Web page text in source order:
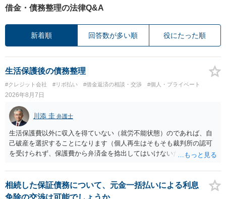
借金・債務整理の法律Q&A
新着順 回答数が多い順 役にたった順
生活保護後の債務整理
#クレジット会社 #リボ払い #借金返済の相談・交渉 #個人・プライベート
2026年8月7日
川添 圭 弁護士
生活保護費以外に収入を得ていない（就労不能状態）のであれば、自
己破産を選択することになります（個人再生はそもそも裁判所の認可
を受けられず、保護費から弁済金を捻出してはいけないため任意整理
士費用は法テラスが負担し、裁判所の予納金等も法テラスが援助して
くれるため、弁護士へ自己破産を任せれば解決します。
相続した保証債務について、元金一括払いによる利息
免除の交渉は可能でしょうか